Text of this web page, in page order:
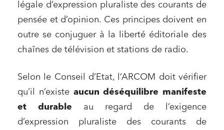
légale d’expression pluraliste des courants de
pensée et d’opinion. Ces principes doivent en
outre se conjuguer à la liberté éditoriale des
chaînes de télévision et stations de radio.
Selon le Conseil d’Etat, l’ARCOM doit vérifier
qu’il n’existe aucun déséquilibre manifeste
et durable au regard de l’exigence
d’expression pluraliste des courants de